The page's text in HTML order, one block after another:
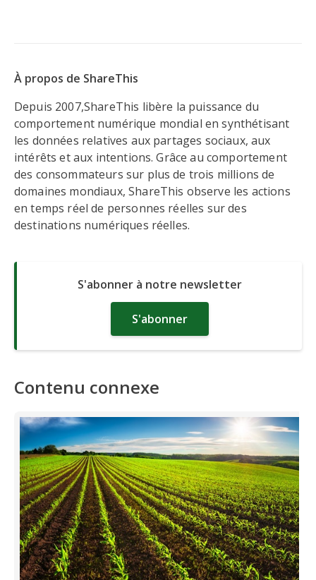
À propos de ShareThis
Depuis 2007,ShareThis libère la puissance du
comportement numérique mondial en synthétisant
les données relatives aux partages sociaux, aux
intérêts et aux intentions. Grâce au comportement
des consommateurs sur plus de trois millions de
domaines mondiaux, ShareThis observe les actions
en temps réel de personnes réelles sur des
destinations numériques réelles.
S'abonner à notre newsletter
S'abonner
Contenu connexe